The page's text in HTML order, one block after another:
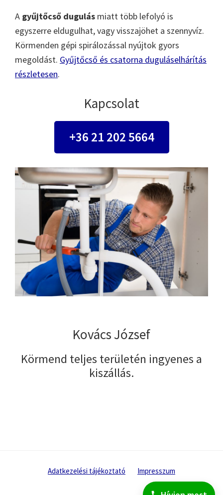
A gyűjtőcső dugulás miatt több lefolyó is
egyszerre eldugulhat, vagy visszajöhet a szennyvíz.
Körmenden gépi spirálozással nyújtok gyors
megoldást. Gyűjtőcső és csatorna duguláselhárítás
részletesen.
Kapcsolat
+36 21 202 5664
Kovács József
Körmend teljes területén ingyenes a
kiszállás.
Adatkezelési tájékoztató Impresszum